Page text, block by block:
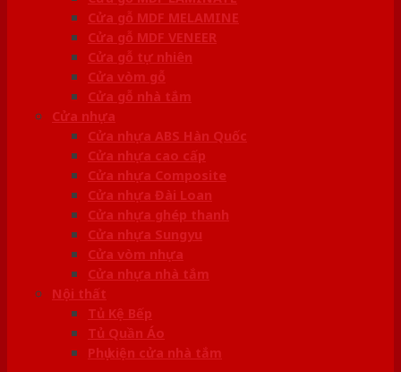
Cửa gỗ MDF MELAMINE
Cửa gỗ MDF VENEER
Cửa gỗ tự nhiên
Cửa vòm gỗ
Cửa gỗ nhà tắm
Cửa nhựa
Cửa nhựa ABS Hàn Quốc
Cửa nhựa cao cấp
Cửa nhựa Composite
Cửa nhựa Đài Loan
Cửa nhựa ghép thanh
Cửa nhựa Sungyu
Cửa vòm nhựa
Cửa nhựa nhà tắm
Nội thất
Tủ Kệ Bếp
Tủ Quần Áo
Phụ kiện cửa nhà tắm